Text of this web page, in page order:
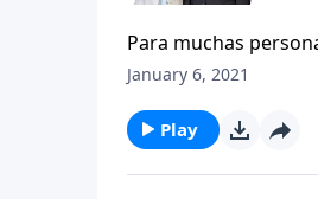
Para muchas
comprensión. El
descubriremos que
Escrituras y
January 6, 2021
Play